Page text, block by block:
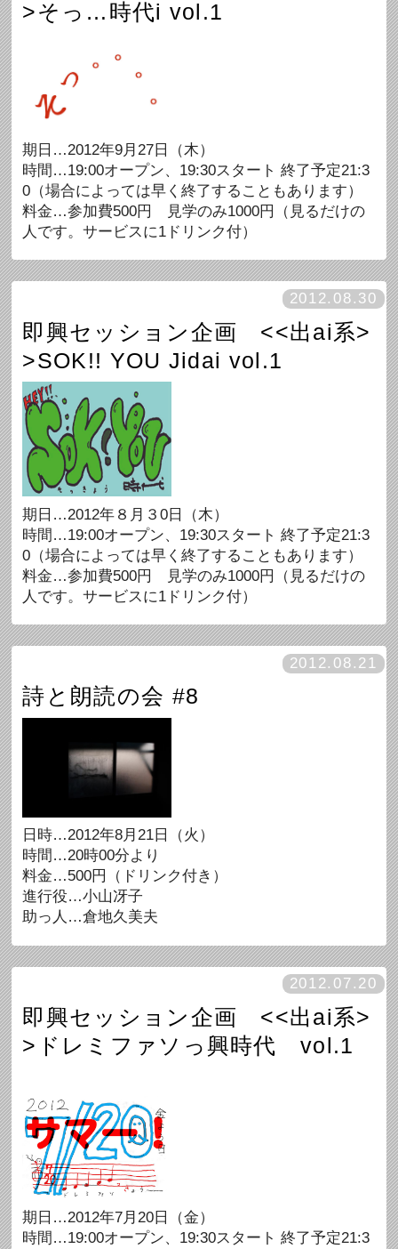
>そっ…時代i vol.1
期日…2012年9月27日（木）
時間…19:00オープン、19:30スタート 終了予定21:3
0（場合によっては早く終了することもあります）
料金…参加費500円 見学のみ1000円（見るだけの
人です。サービスに1ドリンク付）
2012.08.30
即興セッション企画 <<出ai系>
>SOK!! YOU Jidai vol.1
期日…2012年８月３0日（木）
時間…19:00オープン、19:30スタート 終了予定21:3
0（場合によっては早く終了することもあります）
料金…参加費500円 見学のみ1000円（見るだけの
人です。サービスに1ドリンク付）
2012.08.21
詩と朗読の会 #8
日時…2012年8月21日（火）
時間…20時00分より
料金…500円（ドリンク付き）
進行役…小山冴子
助っ人…倉地久美夫
2012.07.20
即興セッション企画 <<出ai系>
>ドレミファソっ興時代 vol.1
期日…2012年7月20日（金）
時間…19:00オープン、19:30スタート 終了予定21:3